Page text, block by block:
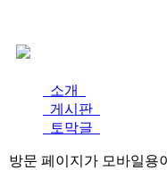
소개
게시판
토막글
방문 페이지가 모바일용